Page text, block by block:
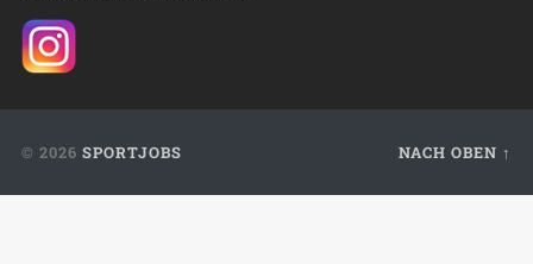
© 2026 SPORTJOBS NACH OBEN ↑